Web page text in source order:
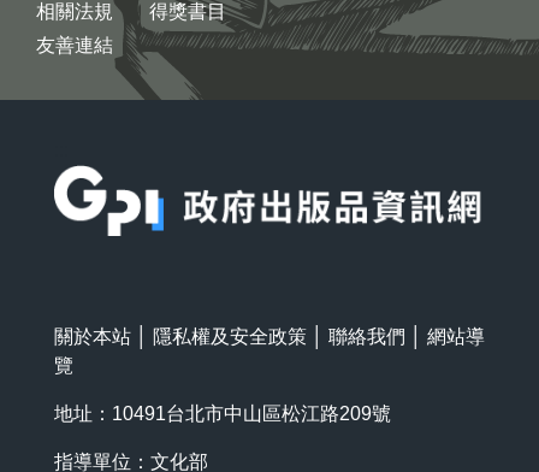
相關法規
友善連結
得獎書目
關於本站 隱私權及安全政策 聯絡我們
網站導
覽
地址：10491台北市中山區松江路209號
指導單位：文化部